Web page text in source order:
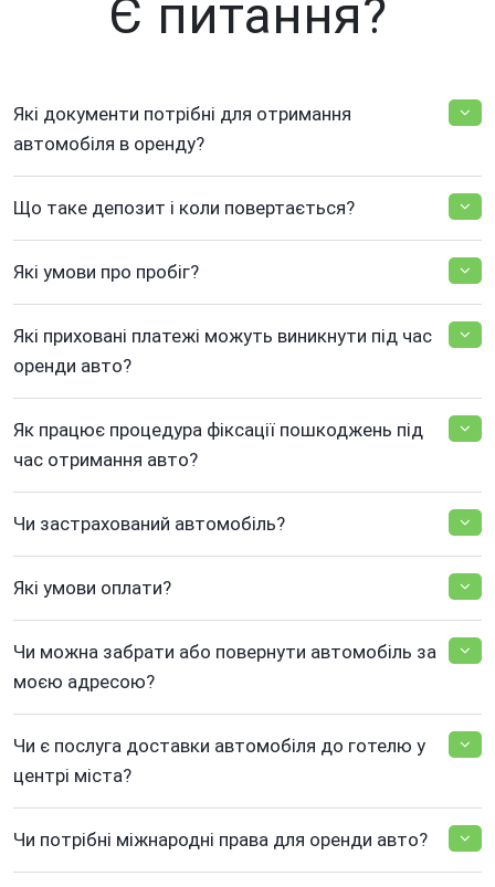
Є питання?
Які документи потрібні для отримання
автомобіля в оренду?
Що таке депозит і коли повертається?
Які умови про пробіг?
Які приховані платежі можуть виникнути під час
оренди авто?
Як працює процедура фіксації пошкоджень під
час отримання авто?
Чи застрахований автомобіль?
Які умови оплати?
Чи можна забрати або повернути автомобіль за
моєю адресою?
Чи є послуга доставки автомобіля до готелю у
центрі міста?
Чи потрібні міжнародні права для оренди авто?